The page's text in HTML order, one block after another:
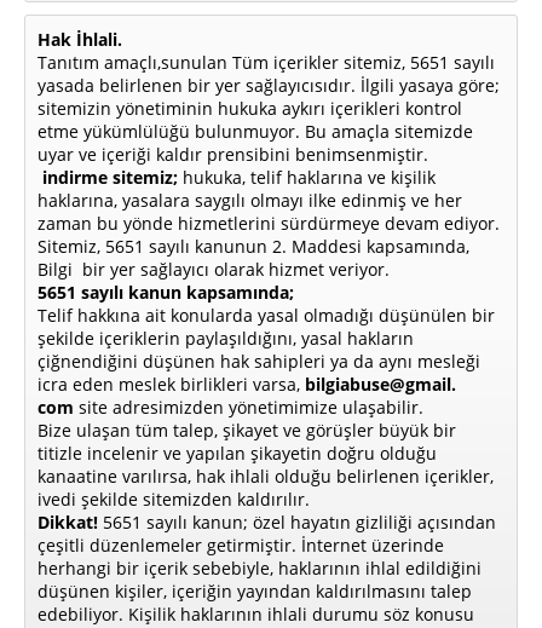
Hak İhlali.
Tanıtım amaçlı,sunulan Tüm içerikler sitemiz, 5651 sayılı
yasada belirlenen bir yer sağlayıcısıdır. İlgili yasaya göre;
sitemizin yönetiminin hukuka aykırı içerikleri kontrol
etme yükümlülüğü bulunmuyor. Bu amaçla sitemizde
uyar ve içeriği kaldır prensibini benimsenmiştir.
indirme sitemiz; hukuka, telif haklarına ve kişilik
haklarına, yasalara saygılı olmayı ilke edinmiş ve her
zaman bu yönde hizmetlerini sürdürmeye devam ediyor.
Sitemiz, 5651 sayılı kanunun 2. Maddesi kapsamında,
Bilgi bir yer sağlayıcı olarak hizmet veriyor.
5651 sayılı kanun kapsamında;
Telif hakkına ait konularda yasal olmadığı düşünülen bir
şekilde içeriklerin paylaşıldığını, yasal hakların
çiğnendiğini düşünen hak sahipleri ya da aynı mesleği
icra eden meslek birlikleri varsa, bilgiabuse@gmail.
com site adresimizden yönetimimize ulaşabilir.
Bize ulaşan tüm talep, şikayet ve görüşler büyük bir
titizle incelenir ve yapılan şikayetin doğru olduğu
kanaatine varılırsa, hak ihlali olduğu belirlenen içerikler,
ivedi şekilde sitemizden kaldırılır.
Dikkat! 5651 sayılı kanun; özel hayatın gizliliği açısından
çeşitli düzenlemeler getirmiştir. İnternet üzerinde
herhangi bir içerik sebebiyle, haklarının ihlal edildiğini
düşünen kişiler, içeriğin yayından kaldırılmasını talep
edebiliyor. Kişilik haklarının ihlali durumu söz konusu